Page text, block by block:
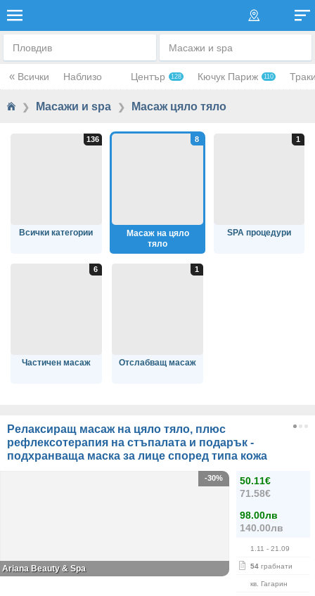
Пловдив Масажи и spa
« Всички Наблизо Център 128 Кючук Париж 110
❯ Масажи и spa ❯ Масаж цяло тяло
Всички категории
Масаж на цяло
тяло
SPA процедури
Частичен масаж Отслабващ масаж
Релаксиращ масаж на цяло тяло, плюс
рефлексотерапия на стъпалата и подарък -
подхранваща маска за лице според типа кожа
50.11€
71.58€
98.00лв
140.00лв
1.11 - 21.09
54 грабнати
кв. Гагарин
-30%
Ariana Beauty & Spa